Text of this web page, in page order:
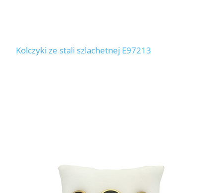
Kolczyki ze stali szlachetnej E97213